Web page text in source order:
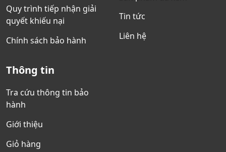
Quy trình tiếp nhận giải
quyết khiếu nại
Chính sách bảo hành
Tin tức
Liên hệ
Thông tin
Tra cứu thông tin bảo
hành
Giới thiệu
Giỏ hàng